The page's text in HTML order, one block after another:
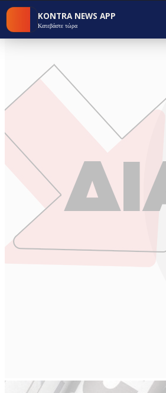
KONTRA NEWS APP
Κατεβάστε τώρα